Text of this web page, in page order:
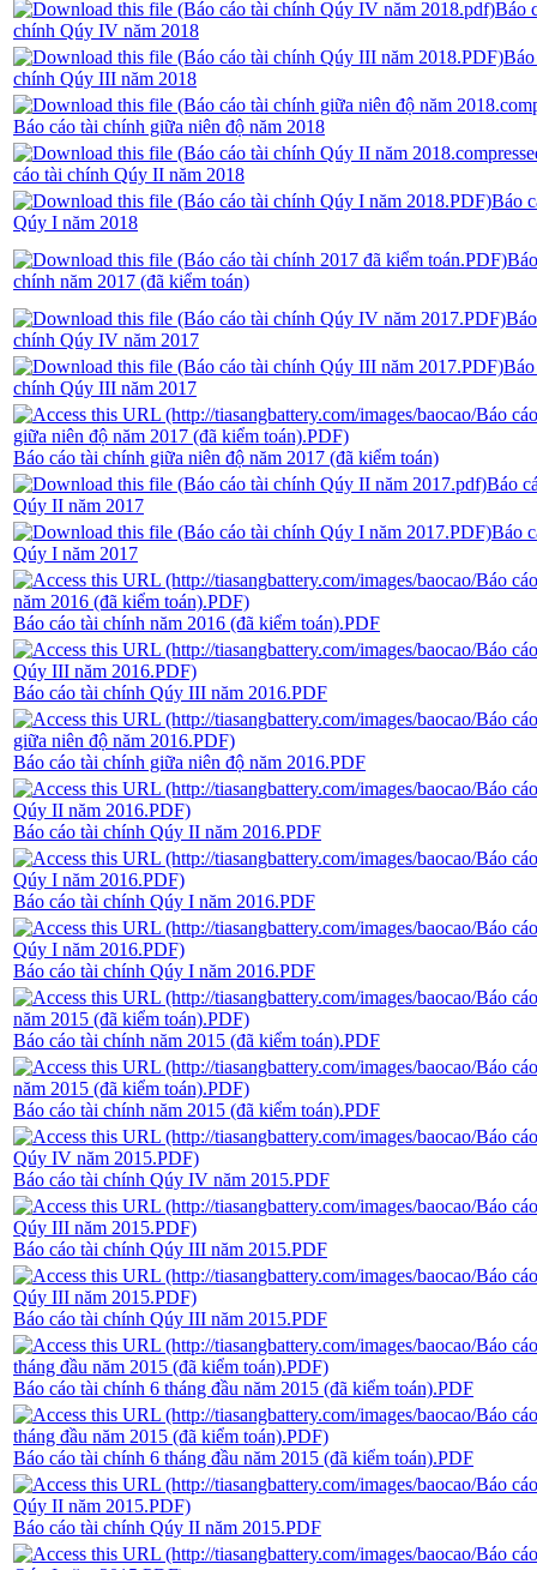
Báo
chính Qúy IV năm 2018
chính Qúy III năm 2018
Báo cáo tài chính giữa niên độ năm 2018
cáo tài chính Qúy II năm 2018
Báo
Qúy I năm 2018
chính năm 2017 (đã kiểm toán)
chính Qúy IV năm 2017
chính Qúy III năm 2017
Báo cáo tài chính giữa niên độ năm 2017 (đã kiểm toán)
Báo
Qúy II năm 2017
Báo
Qúy I năm 2017
Báo cáo tài chính năm 2016 (đã kiểm toán).PDF
Báo cáo tài chính Qúy III năm 2016.PDF
Báo cáo tài chính giữa niên độ năm 2016.PDF
Báo cáo tài chính Qúy II năm 2016.PDF
Báo cáo tài chính Qúy I năm 2016.PDF
Báo cáo tài chính Qúy I năm 2016.PDF
Báo cáo tài chính năm 2015 (đã kiểm toán).PDF
Báo cáo tài chính năm 2015 (đã kiểm toán).PDF
Báo cáo tài chính Qúy IV năm 2015.PDF
Báo cáo tài chính Qúy III năm 2015.PDF
Báo cáo tài chính Qúy III năm 2015.PDF
Báo cáo tài chính 6 tháng đầu năm 2015 (đã kiểm toán).PDF
Báo cáo tài chính 6 tháng đầu năm 2015 (đã kiểm toán).PDF
Báo cáo tài chính Qúy II năm 2015.PDF